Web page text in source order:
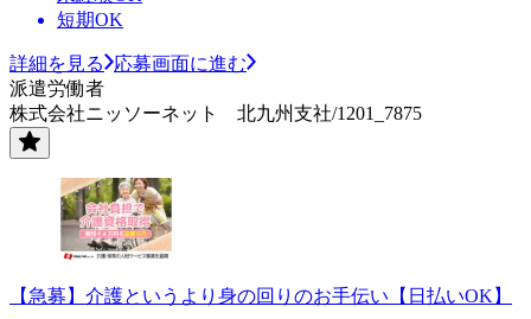
短期OK
詳細を見る
応募画面に進む
派遣労働者
株式会社ニッソーネット 北九州支社/1201_7875
【急募】介護というより身の回りのお手伝い【日払いOK】